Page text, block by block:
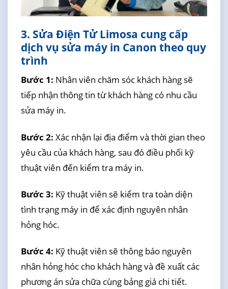
3. Sửa Điện Tử Limosa cung cấp
dịch vụ sửa máy in Canon theo quy
trình
Bước 1: Nhân viên chăm sóc khách hàng sẽ
tiếp nhận thông tin từ khách hàng có nhu cầu
sửa máy in.
Bước 2: Xác nhận lại địa điểm và thời gian theo
yêu cầu của khách hàng, sau đó điều phối kỹ
thuật viên đến kiểm tra máy in.
Bước 3: Kỹ thuật viên sẽ kiểm tra toàn diện
tình trạng máy in để xác định nguyên nhân
hỏng hóc.
Bước 4: Kỹ thuật viên sẽ thông báo nguyên
nhân hỏng hóc cho khách hàng và đề xuất các
phương án sửa chữa cùng bảng giá chi tiết.